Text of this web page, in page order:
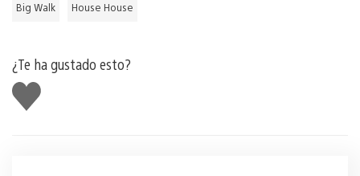
Big Walk House House
¿Te ha gustado esto?
Me
gusta
esto